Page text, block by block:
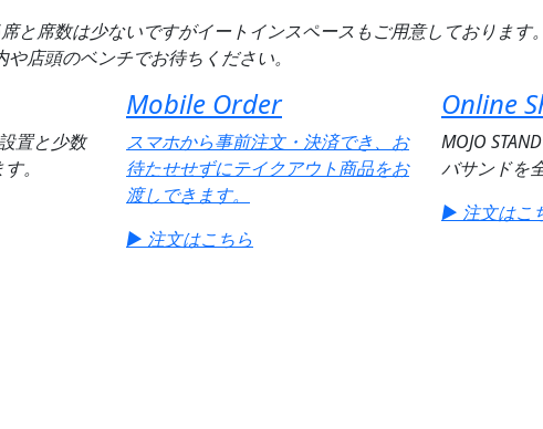
と席数は少ないですがイートインスペースもご用意しております
店頭のベンチでお待ちください。
置と少数
。
Mobile Order
スマホから事前注文・決済でき、お
待たせせずにテイクアウト商品をお
渡しできます。
▶ 注文はこちら
Online
MOJO
バサンドを
▶ 注文はこ